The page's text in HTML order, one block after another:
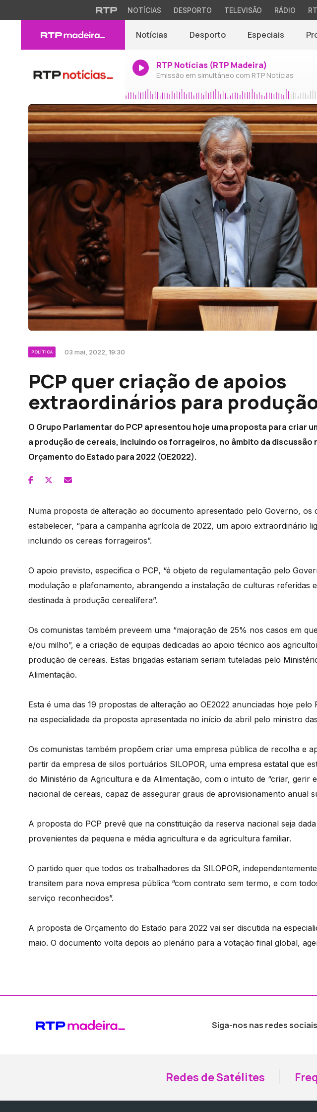
NOTÍCIAS DESPORTO TELEVISÃO RÁDIO
Notícias Desporto Especiais
RTP Notícias (RTP Madeira)
Emissão em simultâneo com RTP Notícias
POLÍTICA 03 mai, 2022, 19:30
PCP quer criação de apoios
extraordinários para
O Grupo Parlamentar do PCP apresentou hoje uma proposta para criar
a produção de cereais, incluindo os forrageiros, no âmbito da discussão
Orçamento do Estado para 2022 (OE2022).
Numa proposta de alteração ao documento apresentado pelo Governo, os
estabelecer, “para a campanha agrícola de 2022, um apoio extraordinário
incluindo os cereais forrageiros”.
O apoio previsto, especifica o PCP, “é objeto de regulamentação pelo
modulação e plafonamento, abrangendo a instalação de culturas referidas
destinada à produção cerealífera”.
Os comunistas também preveem uma “majoração de 25% nos casos em
e/ou milho”, e a criação de equipas dedicadas ao apoio técnico aos
produção de cereais. Estas brigadas estariam seriam tuteladas pelo
Alimentação.
Esta é uma das 19 propostas de alteração ao OE2022 anunciadas hoje pelo
na especialidade da proposta apresentada no início de abril pelo ministro
Os comunistas também propõem criar uma empresa pública de recolha e
partir da empresa de silos portuários SILOPOR, uma empresa estatal que
do Ministério da Agricultura e da Alimentação, com o intuito de “criar, gerir
nacional de cereais, capaz de assegurar graus de aprovisionamento anual
A proposta do PCP prevê que na constituição da reserva nacional seja
provenientes da pequena e média agricultura e da agricultura familiar.
O partido quer que todos os trabalhadores da SILOPOR,
transitem para nova empresa pública “com contrato sem termo, e com
serviço reconhecidos”.
A proposta de Orçamento do Estado para 2022 vai ser discutida na
maio. O documento volta depois ao plenário para a votação final global,
Siga-nos nas redes sociais
Redes de Satélites